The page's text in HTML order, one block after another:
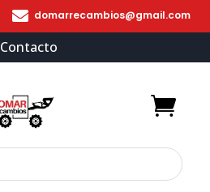
 domarrecambios@gmail.com
Contacto